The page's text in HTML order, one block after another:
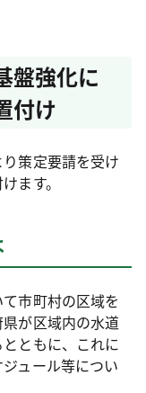
盤強化に
付け
策定要請を受け
ます。
市町村の区域を
が区域内の水道
ともに、これに
ュール等につい